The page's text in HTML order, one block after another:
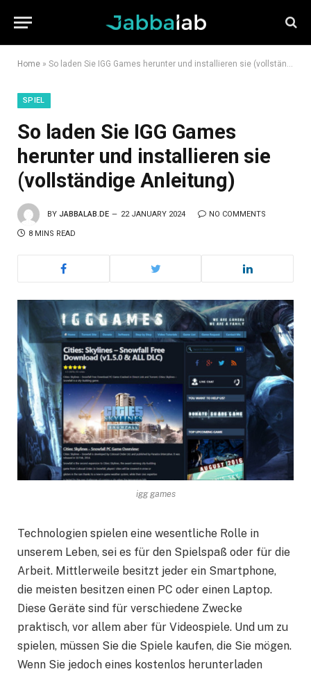
Home » So laden Sie IGG Games herunter und installieren sie (vollständige Anleitung)
SPIEL
So laden Sie IGG Games
herunter und installieren sie
(vollständige Anleitung)
BY JABBALAB.DE 22 JANUARY 2024 NO COMMENTS
8 MINS READ
igg games
Technologien spielen eine wesentliche Rolle in
unserem Leben, sei es für den Spielspaß oder für die
Arbeit. Mittlerweile besitzt jeder ein Smartphone,
die meisten besitzen einen PC oder einen Laptop.
Diese Geräte sind für verschiedene Zwecke
praktisch, vor allem aber für Videospiele. Und um zu
spielen, müssen Sie die Spiele kaufen, die Sie mögen.
Wenn Sie jedoch eines kostenlos herunterladen